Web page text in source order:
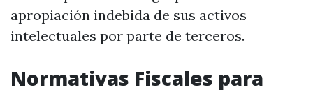
apropiación indebida de sus activos
intelectuales por parte de terceros.
Normativas Fiscales para